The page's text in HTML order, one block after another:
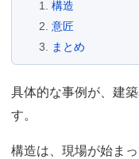
構造
意匠
まとめ
具体的な事例が、建
す。
構造は、現場が始ま